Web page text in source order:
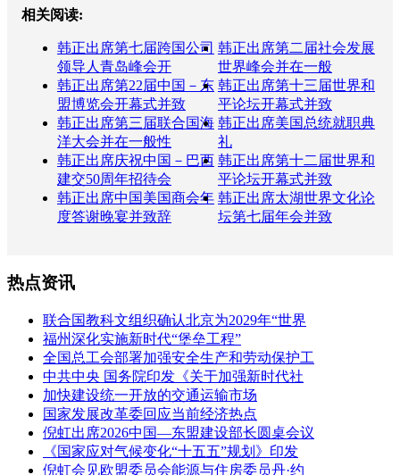
相关阅读:
韩正出席第七届跨国公司
领导人青岛峰会开
韩正出席第二届社会发展
世界峰会并在一般
韩正出席第22届中国－东
盟博览会开幕式并致
韩正出席第十三届世界和
平论坛开幕式并致
韩正出席第三届联合国海
洋大会并在一般性
韩正出席美国总统就职典
礼
韩正出席庆祝中国－巴西
建交50周年招待会
韩正出席第十二届世界和
平论坛开幕式并致
韩正出席中国美国商会年
度答谢晚宴并致辞
韩正出席太湖世界文化论
坛第七届年会并致
热点资讯
联合国教科文组织确认北京为2029年“世界
福州深化实施新时代“堡垒工程”
全国总工会部署加强安全生产和劳动保护工
中共中央 国务院印发《关于加强新时代社
加快建设统一开放的交通运输市场
国家发展改革委回应当前经济热点
倪虹出席2026中国—东盟建设部长圆桌会议
《国家应对气候变化“十五五”规划》印发
倪虹会见欧盟委员会能源与住房委员丹·约